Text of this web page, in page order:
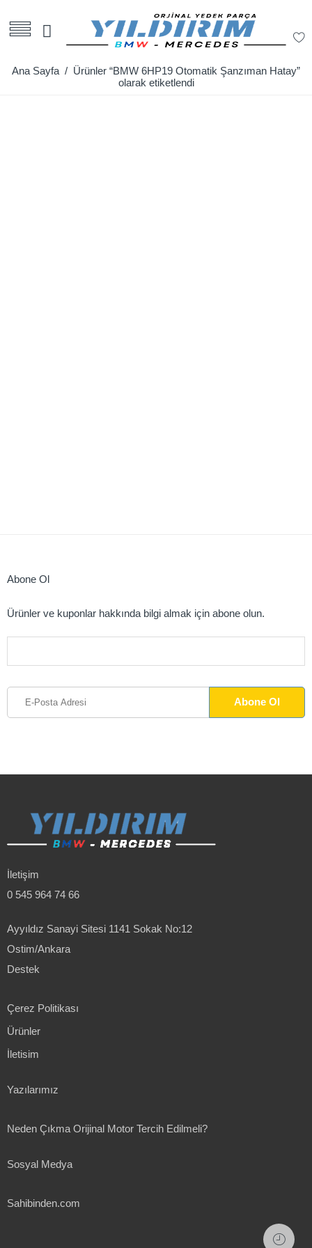
Ana Sayfa / Ürünler “BMW 6HP19 Otomatik Şanzıman Hatay”
olarak etiketlendi
Abone Ol
Ürünler ve kuponlar hakkında bilgi almak için abone olun.
İletişim
0 545 964 74 66
Ayyıldız Sanayi Sitesi 1141 Sokak No:12
Ostim/Ankara
Destek
Çerez Politikası
Ürünler
İletisim
Yazılarımız
Neden Çıkma Orijinal Motor Tercih Edilmeli?
Sosyal Medya
Sahibinden.com